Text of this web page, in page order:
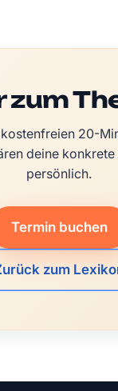
zum
20-
deine konkrete
persönlich.
Termin buchen
zum